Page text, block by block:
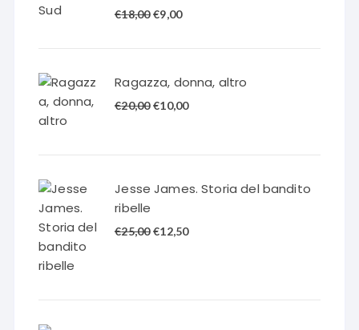
€18,00 Il
€18,00.
€9,00Il
€9,00.
Ragazza, donna, altro
€20,00 Il
€20,00.
€10,00Il
€10,00.
Jesse James. Storia del bandito
ribelle
€25,00 Il
€12,50Il